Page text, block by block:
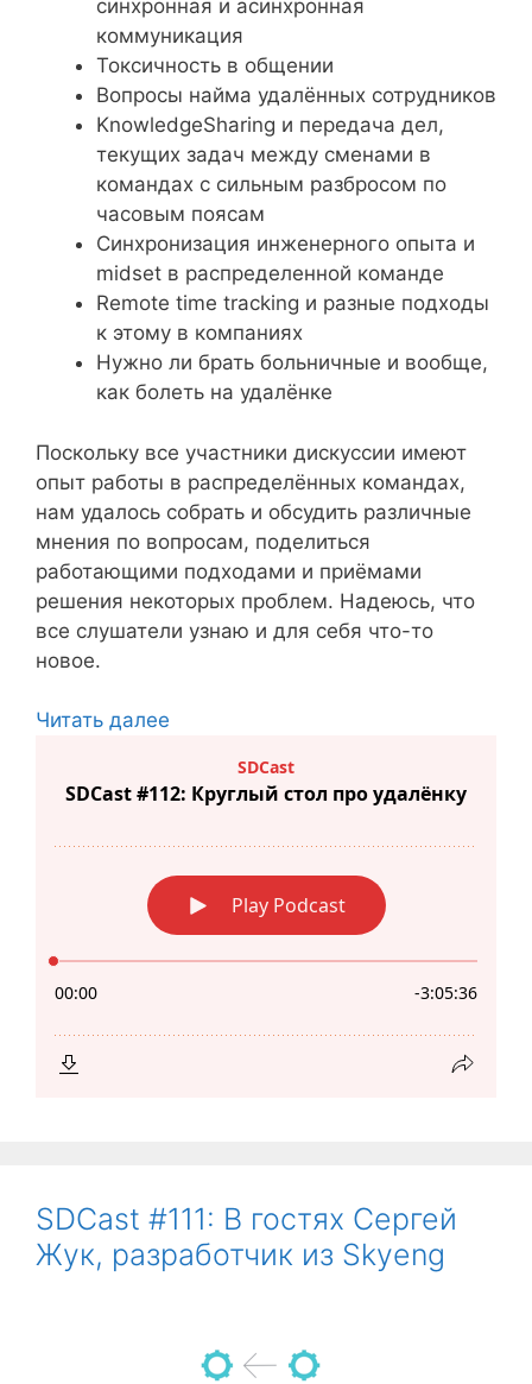
синхронная и асинхронная
коммуникация
Токсичность в общении
Вопросы найма удалённых сотрудников
KnowledgeSharing и передача дел,
текущих задач между сменами в
командах с сильным разбросом по
часовым поясам
Синхронизация инженерного опыта и
midset в распределенной команде
Remote time tracking и разные подходы
к этому в компаниях
Нужно ли брать больничные и вообще,
как болеть на удалёнке
Поскольку все участники дискуссии имеют
опыт работы в распределённых командах,
нам удалось собрать и обсудить различные
мнения по вопросам, поделиться
работающими подходами и приёмами
решения некоторых проблем. Надеюсь, что
все слушатели узнаю и для себя что-то
новое.
Читать далее
SDCast #111: В гостях Сергей
Жук, разработчик из Skyeng